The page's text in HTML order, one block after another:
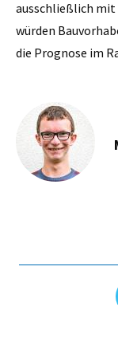
ausschließlich
würden
die Prognose im